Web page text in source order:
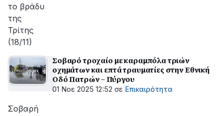
το βράδυ
της
Τρίτης
(18/11)
Σοβαρό τροχαίο με καραμπόλα τριών
οχημάτων και επτά τραυματίες στην Εθνική
Οδό Πατρών – Πύργου
01 Νοε 2025 12:52 σε Επικαιρότητα
Σοβαρή